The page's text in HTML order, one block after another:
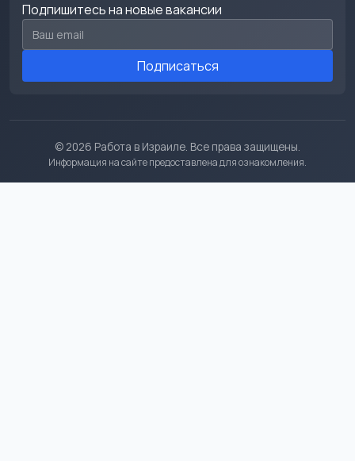
Подпишитесь на новые вакансии
Email для подписки
Подписаться
© 2026 Работа в Израиле. Все права защищены.
Информация на сайте предоставлена для ознакомления.